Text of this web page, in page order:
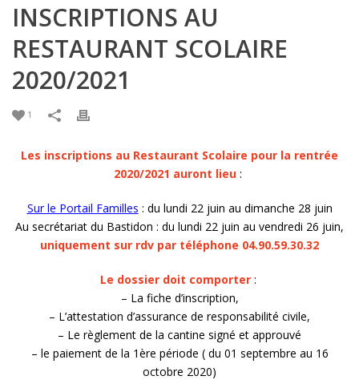
INSCRIPTIONS AU
RESTAURANT SCOLAIRE
2020/2021
1
Les inscriptions au Restaurant Scolaire pour la rentrée
2020/2021 auront lieu :
Sur le Portail Familles : du lundi 22 juin au dimanche 28 juin
Au secrétariat du Bastidon : du lundi 22 juin au vendredi 26 juin,
uniquement sur rdv par téléphone 04.90.59.30.32
Le dossier doit comporter:
– La fiche d’inscription,
– L’attestation d’assurance de responsabilité civile,
– Le règlement de la cantine signé et approuvé
– le paiement de la 1ère période ( du 01 septembre au 16
octobre 2020)